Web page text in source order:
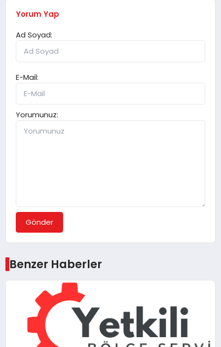
Yorum Yap
Ad Soyad:
E-Mail:
Yorumunuz:
Gönder
Benzer Haberler